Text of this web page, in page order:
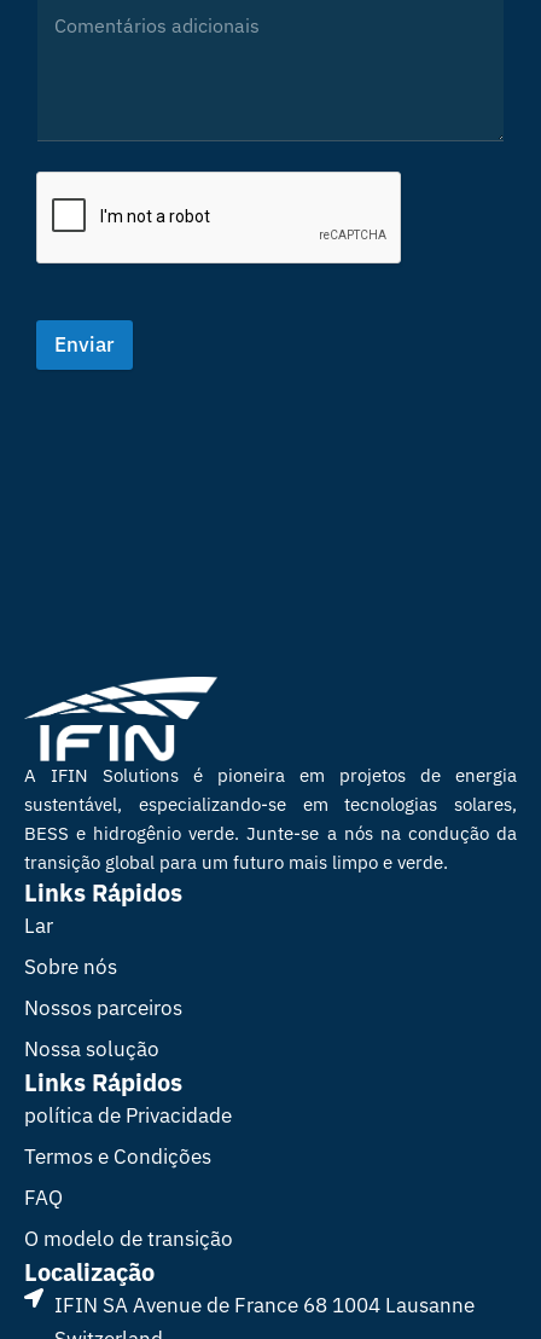
Enviar
A IFIN Solutions é pioneira em projetos de energia
sustentável, especializando-se em tecnologias solares,
BESS e hidrogênio verde. Junte-se a nós na condução da
transição global para um futuro mais limpo e verde.
Links Rápidos
Lar
Sobre nós
Nossos parceiros
Nossa solução
Links Rápidos
política de Privacidade
Termos e Condições
FAQ
O modelo de transição
Localização
IFIN SA Avenue de France 68 1004 Lausanne